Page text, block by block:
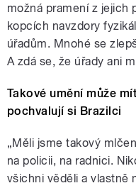
možná pramení z jejich
kopcích navzdory
úřadům. Mnohé se
A zdá se, že úřady ani
Takové umění může
pochvalují si Brazilci
„Měli jsme takový
na policii, na radnici.
všichni věděli a vlastně